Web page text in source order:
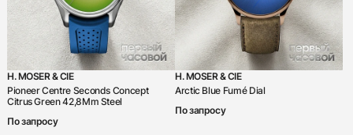
H. MOSER & CIE
Pioneer Centre Seconds Concept
Citrus Green 42,8Mm Steel
По запросу
H. MOSER & CIE
Arctic Blue Fumé Dial
По запросу